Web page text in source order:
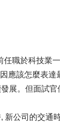
職於科技業
應該怎麼表達
展。但面試
新公司的交通